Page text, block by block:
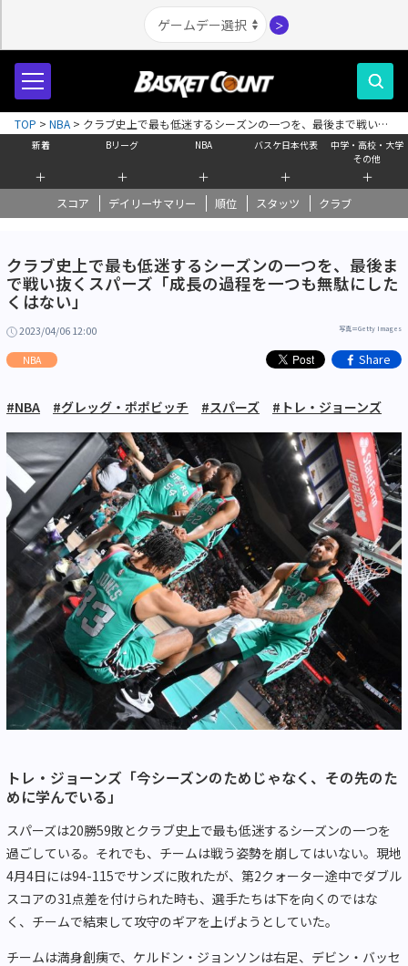
＞
新着
＋
Bリーグ
＋
NBA
＋
バスケ日本代表
＋
中学・高校・大学
その他
＋
スコア デイリーサマリー 順位 スタッツ クラブ
TOP > NBA > クラブ史上で最も低迷するシーズンの一つを、最後まで戦い抜
くスパーズ「成長の過程を一つも無駄にしたくはない」
クラブ史上で最も低迷するシーズンの一つを、最後ま
で戦い抜くスパーズ「成長の過程を一つも無駄にした
くはない」
2023/04/06 12:00 写真＝Getty Images
NBA Share
#NBA #グレッグ・ポポビッチ #スパーズ #トレ・ジョーンズ
トレ・ジョーンズ「今シーズンのためじゃなく、その先のた
めに学んでいる」
スパーズは20勝59敗とクラブ史上で最も低迷するシーズンの一つを
過ごしている。それでも、チームは戦う姿勢を崩してはいない。現地
4月4日には94-115でサンズに敗れたが、第2クォーター途中でダブル
スコアの31点差を付けられた時も、選手たちは下を向くのではな
く、チームで結束して攻守のギアを上げようとしていた。
チームは満身創痍で、ケルドン・ジョンソンは右足、デビン・バッセ